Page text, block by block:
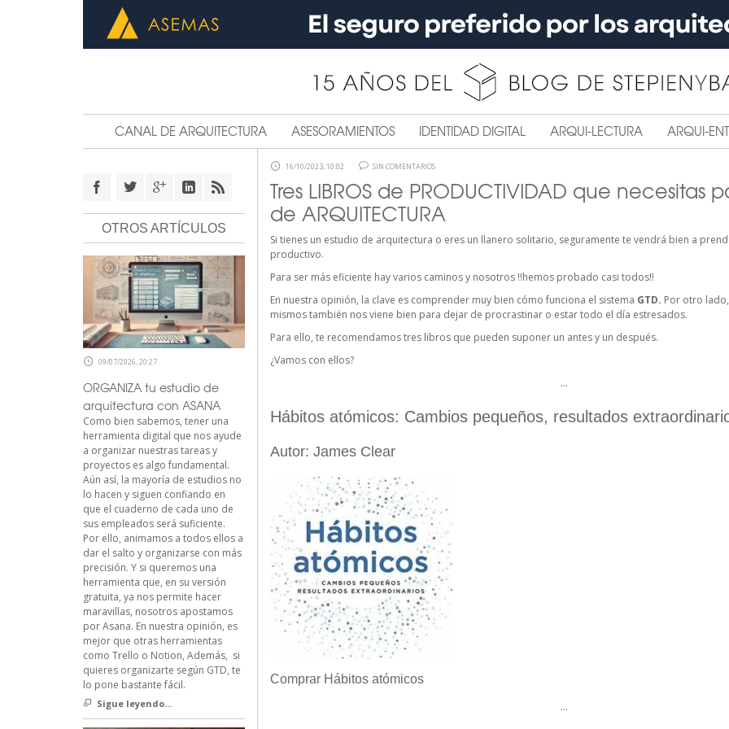
CANAL DE ARQUITECTURA ASESORAMIENTOS IDENTIDAD DIGITAL ARQUI-LECTURA ARQUI-
16/10/2023, 10:02 SIN COMENTARIOS
Tres LIBROS de PRODUCTIVIDAD que necesitas
de ARQUITECTURA
Si tienes un estudio de arquitectura o eres un llanero solitario, seguramente te vendrá bien a
productivo.
Para ser más eficiente hay varios caminos y nosotros !!hemos probado casi todos!!
En nuestra opinión, la clave es comprender muy bien cómo funciona el sistema GTD. Por otro
mismos también nos viene bien para dejar de procrastinar o estar todo el día estresados.
Para ello, te recomendamos tres libros que pueden suponer un antes y un después.
¿Vamos con ellos?
…
Hábitos atómicos: Cambios pequeños, resultados
Autor: James Clear
Comprar Hábitos atómicos
…
OTROS ARTÍCULOS
09/07/2026, 20:27
ORGANIZA tu estudio de
arquitectura con ASANA
Como bien sabemos, tener una
herramienta digital que nos ayude
a organizar nuestras tareas y
proyectos es algo fundamental.
Aún así, la mayoría de estudios no
lo hacen y siguen confiando en
que el cuaderno de cada uno de
sus empleados será suficiente.
Por ello, animamos a todos ellos a
dar el salto y organizarse con más
precisión. Y si queremos una
herramienta que, en su versión
gratuita, ya nos permite hacer
maravillas, nosotros apostamos
por Asana. En nuestra opinión, es
mejor que otras herramientas
como Trello o Notion, Además, si
quieres organizarte según GTD, te
lo pone bastante fácil.
Sigue leyendo...